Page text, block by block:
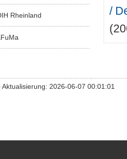
Rheinland
/
Aktualisierung: 2026-06-07 00:01:01